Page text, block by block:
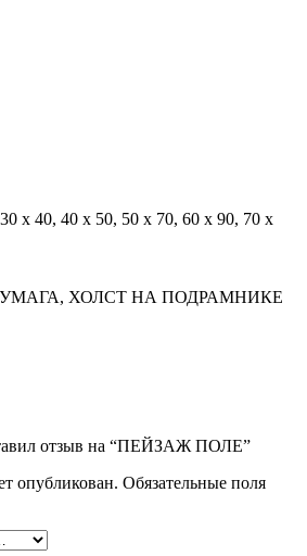
х 40, 40 х 50, 50 х 70, 60 х 90, 70 х
ХОЛСТ НА ПОДРАМНИКЕ
отзыв на “ПЕЙЗАЖ ПОЛЕ”
опубликован. Обязательные поля